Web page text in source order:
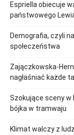
Espriella obiecuje
państwowego
Demografia, czyli
społeczeństwa
Zajączkowska-
nagłaśniać każde
Szokujące sceny w
bójka w tramwaju
Klimat walczy z